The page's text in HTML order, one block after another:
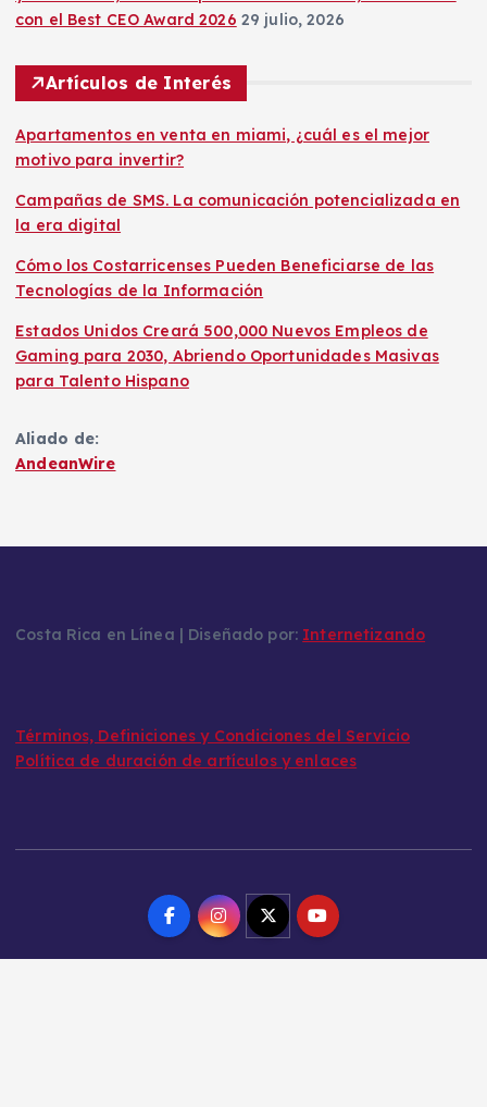
con el Best CEO Award 2026 29 julio, 2026
Artículos de Interés
Apartamentos en venta en miami, ¿cuál es el mejor
motivo para invertir?
Campañas de SMS. La comunicación potencializada en
la era digital
Cómo los Costarricenses Pueden Beneficiarse de las
Tecnologías de la Información
Estados Unidos Creará 500,000 Nuevos Empleos de
Gaming para 2030, Abriendo Oportunidades Masivas
para Talento Hispano
Aliado de:
AndeanWire
Costa Rica en Línea | Diseñado por: Internetizando
Términos, Definiciones y Condiciones del Servicio
Política de duración de artículos y enlaces